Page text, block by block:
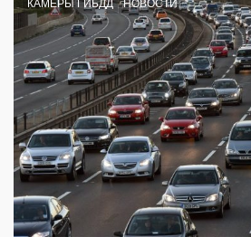
КАМЕРЫ ГИБДД НОВОСТИ